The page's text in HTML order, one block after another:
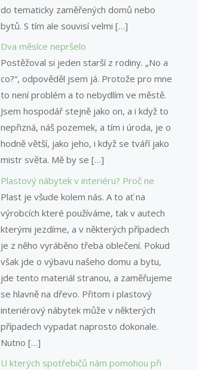
do tematicky zaměřených domů nebo
bytů. S tím ale souvisí velmi […]
Dva měsíce nepršelo
Postěžoval si jeden starší z rodiny. „No a
co?“, odpověděl jsem já. Protože pro mne
to není problém a to nebydlím ve městě.
Jsem hospodář stejně jako on, a i když to
nepřizná, náš pozemek, a tím i úroda, je o
hodně větší, jako jeho, i když se tváří jako
mistr světa. Mě by se […]
Plastový nábytek v interiéru? Proč ne
Plast je všude kolem nás. A to ať na
výrobcích které používáme, tak v autech
kterými jezdíme, a v některých případech
je z něho vyráběno třeba oblečení. Pokud
však jde o výbavu našeho domu a bytu,
jde tento materiál stranou, a zaměřujeme
se hlavně na dřevo. Přitom i plastový
interiérový nábytek může v některých
případech vypadat naprosto dokonale.
Nutno […]
U kterých spotřebičů nám pomohou při